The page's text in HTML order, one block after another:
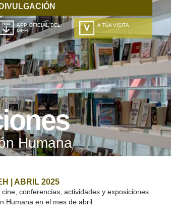
DIVULGACIÓN
APP OFICIAL DEL
MEH
A TÚA VISITA
ZURE BISITALDIA
VOTRE VISITE
DEIN BESUCH
LA VOSTRA VISITA
A SUA VISITA
您的訪問
Humana
| ABRIL 2025
conferencias, actividades y exposiciones
Humana en el mes de abril.